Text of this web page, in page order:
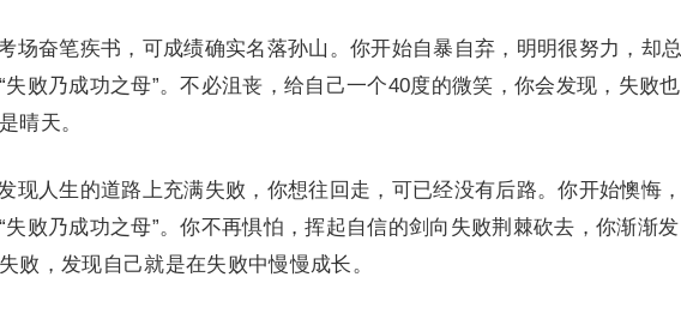
奋笔疾书，可成绩确实名落孙山。你开始自暴自弃，明明很努力，却总
失败乃成功之母”。不必沮丧，给自己一个40度的微笑，你会发现，失败也
晴天。
人生的道路上充满失败，你想往回走，可已经没有后路。你开始懊悔，
失败乃成功之母”。你不再惧怕，挥起自信的剑向失败荆棘砍去，你渐渐发
败，发现自己就是在失败中慢慢成长。